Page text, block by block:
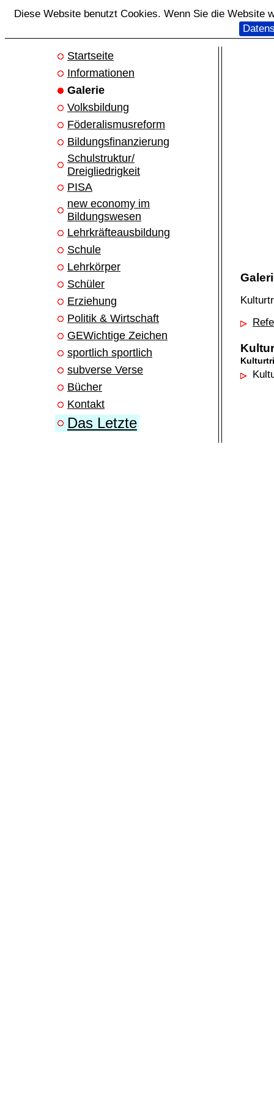
Diese Website benutzt Cookies. Wenn Sie die Website
Startseite
Informationen
Galerie
Volksbildung
Föderalismusreform
Bildungsfinanzierung
Schulstruktur/
Dreigliedrigkeit
PISA
new economy im
Bildungswesen
Lehrkräfteausbildung
Schule
Lehrkörper
Schüler
Erziehung
Politik & Wirtschaft
GEWichtige Zeichen
sportlich sportlich
subverse Verse
Bücher
Kontakt
Das Letzte